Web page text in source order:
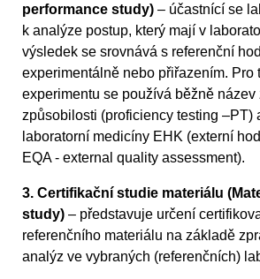
performance study) – účastnící se
k analýze postup, který mají v
výsledek se srovnává s referenční
experimentálně nebo přiřazením. Pro
experimentu se používá běžně název
způsobilosti (proficiency testing –PT)
laboratorní medicíny EHK (externí
EQA - external quality assessment).
3. Certifikační studie materiálu
study) – představuje určení
referenčního materiálu na základě
analýz ve vybraných (referenčních)